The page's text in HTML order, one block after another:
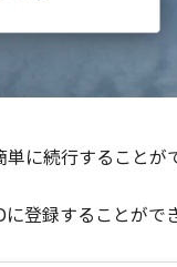
に続行することが
登録することができ